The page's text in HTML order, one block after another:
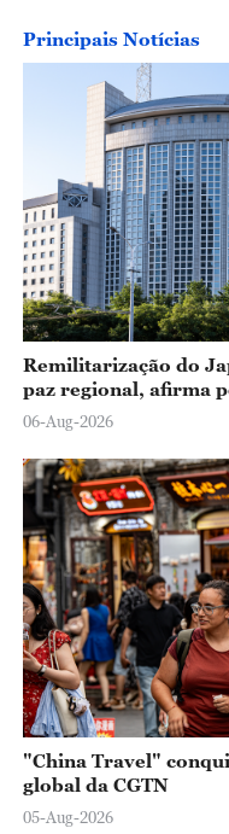
Principais Notícias
Remilitarização do
paz regional, afirma
06-Aug-2026
"China Travel"
global da CGTN
05-Aug-2026